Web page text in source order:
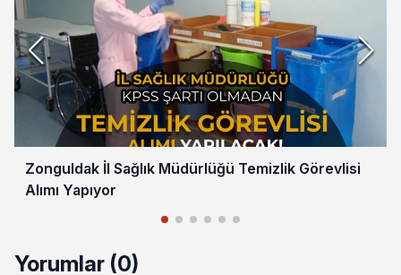
Zonguldak İl Sağlık Müdürlüğü Temizlik Görevlisi
Alımı Yapıyor
Yorumlar (0)